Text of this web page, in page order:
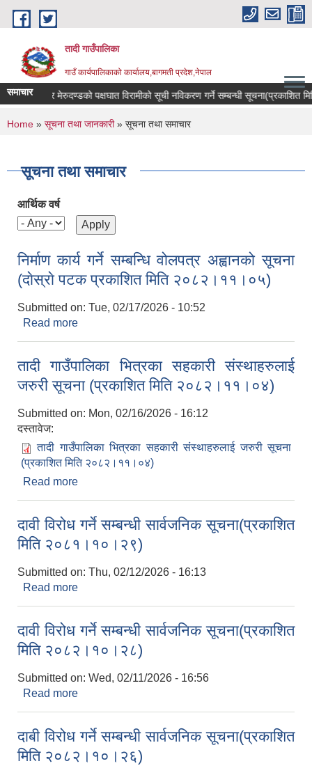
Skip to main content
तादी गाउँपालिका
गाउँ कार्यपालिकाको कार्यालय,बागमती प्रदेश,नेपाल
समाचाररोगी र मेरुदण्डको पक्षघात विरामीको सूची नविकरण गर्ने सम्बन्धी सूचना(प्रकाशित
You are here
Home » सूचना तथा जानकारी» सूचना तथा समाचार
सूचना तथा समाचार
आर्थिक वर्ष
निर्माण कार्य गर्ने सम्बन्धि वोलपत्र अह्वानको सूचना
(दाेस्राे पटक प्रकाशित मिति २०८२।११।०५)
Submitted on: Tue, 02/17/2026 - 10:52
Read more
तादी गाउँपालिका भित्रका सहकारी संस्थाहरुलाई
जरुरी सूचना (प्रकाशित मिति २०८२।११।०४)
Submitted on: Mon, 02/16/2026 - 16:12
दस्तावेज:
तादी गाउँपालिका भित्रका सहकारी संस्थाहरुलाई जरुरी सूचना
(प्रकाशित मिति २०८२।११।०४)
Read more
दावी विरोध गर्ने सम्बन्धी सार्वजनिक सूचना(प्रकाशित
मिति २०८१।१०।२९)
Submitted on: Thu, 02/12/2026 - 16:13
Read more
दावी विरोध गर्ने सम्बन्धी सार्वजनिक सूचना(प्रकाशित
मिति २०८२।१०।२८)
Submitted on: Wed, 02/11/2026 - 16:56
Read more
दाबी विरोध गर्ने सम्बन्धी सार्वजनिक सूचना(प्रकाशित
मिति २०८२।१०।२६)